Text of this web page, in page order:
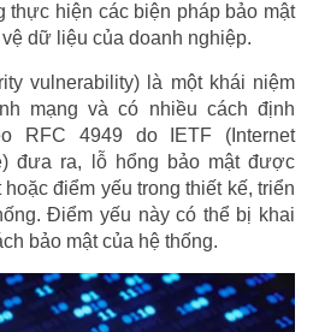
thực hiện các biện pháp bảo mật
dữ liệu của doanh nghiệp.
vulnerability) là một khái niệm
mạng và có nhiều cách định
RFC 4949 do IETF (Internet
đưa ra, lỗ hổng bảo mật được
điểm yếu trong thiết kế, triển
Điểm yếu này có thể bị khai
bảo mật của hệ thống.